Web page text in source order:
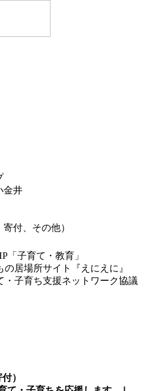
金井
付、その他）
「子育て・教育」
居場所サイト『えにえに』
・子育ち支援ネットワーク協議
付）